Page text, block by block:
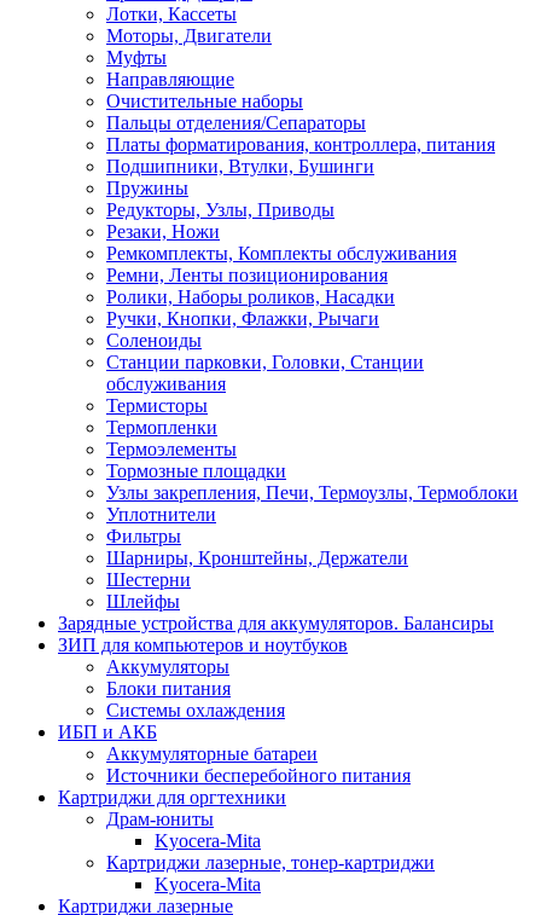
Лотки, Кассеты
Моторы, Двигатели
Муфты
Направляющие
Очистительные наборы
Пальцы отделения/Сепараторы
Платы форматирования, контроллера, питания
Подшипники, Втулки, Бушинги
Пружины
Редукторы, Узлы, Приводы
Резаки, Ножи
Ремкомплекты, Комплекты обслуживания
Ремни, Ленты позиционирования
Ролики, Наборы роликов, Насадки
Ручки, Кнопки, Флажки, Рычаги
Соленоиды
Станции парковки, Головки, Станции
обслуживания
Термисторы
Термопленки
Термоэлементы
Тормозные площадки
Узлы закрепления, Печи, Термоузлы, Термоблоки
Уплотнители
Фильтры
Шарниры, Кронштейны, Держатели
Шестерни
Шлейфы
Зарядные устройства для аккумуляторов. Балансиры
ЗИП для компьютеров и ноутбуков
Аккумуляторы
Блоки питания
Системы охлаждения
ИБП и АКБ
Аккумуляторные батареи
Источники бесперебойного питания
Картриджи для оргтехники
Драм-юниты
Kyocera-Mita
Картриджи лазерные, тонер-картриджи
Kyocera-Mita
Картриджи лазерные